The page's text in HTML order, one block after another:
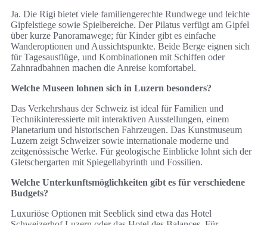
Ja. Die Rigi bietet viele familiengerechte Rundwege und leichte
Gipfelstiege sowie Spielbereiche. Der Pilatus verfügt am Gipfel
über kurze Panoramawege; für Kinder gibt es einfache
Wanderoptionen und Aussichtspunkte. Beide Berge eignen sich
für Tagesausflüge, und Kombinationen mit Schiffen oder
Zahnradbahnen machen die Anreise komfortabel.
Welche Museen lohnen sich in Luzern besonders?
Das Verkehrshaus der Schweiz ist ideal für Familien und
Technikinteressierte mit interaktiven Ausstellungen, einem
Planetarium und historischen Fahrzeugen. Das Kunstmuseum
Luzern zeigt Schweizer sowie internationale moderne und
zeitgenössische Werke. Für geologische Einblicke lohnt sich der
Gletschergarten mit Spiegellabyrinth und Fossilien.
Welche Unterkunftsmöglichkeiten gibt es für verschiedene
Budgets?
Luxuriöse Optionen mit Seeblick sind etwa das Hotel